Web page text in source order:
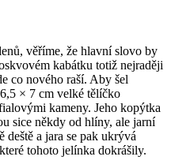
věříme, že hlavní slovo by
kabátku totiž nejraději
co nového raší. Aby šel
× 7 cm velké tělíčko
kameny. Jeho kopýtka
sice někdy od hlíny, ale jarní
a jara se pak ukrývá
tohoto jelínka dokrášily.